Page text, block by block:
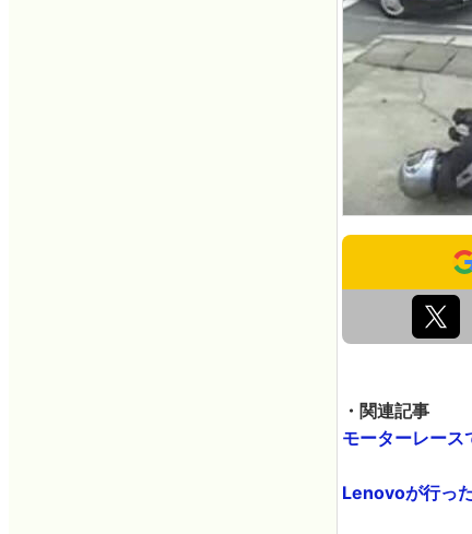
・関連記事
モーターレース
Lenovoが行っ